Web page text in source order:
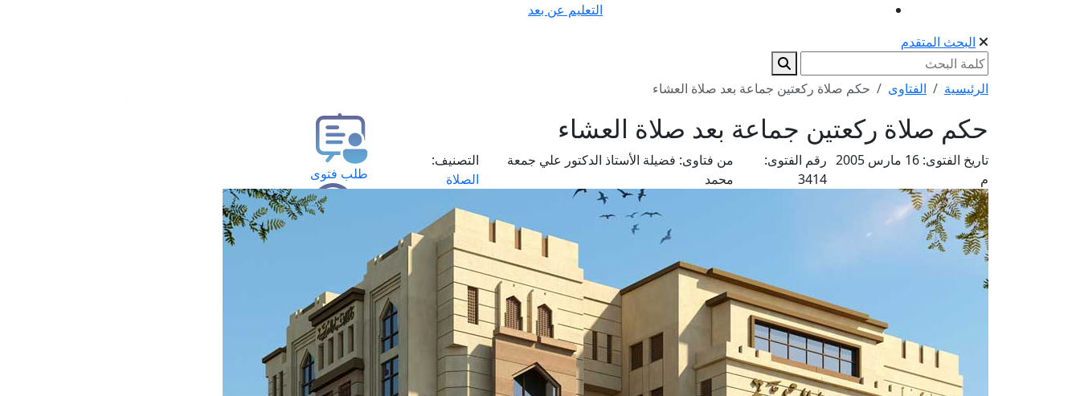
التعليم عن بعد
البحث المتقدم
الرئيسية الفتاوى حكم صلاة ركعتين جماعة بعد صلاة العشاء
حكم صلاة ركعتين جماعة بعد صلاة العشاء
تاريخ الفتوى:
16 مارس 2005
م
رقم الفتوى:
3414
من فتاوى: فضيلة الأستاذ الدكتور علي جمعة
محمد
التصنيف:
الصلاة
طلب فتوى
حجز موعد
الفتوى الهاتفية